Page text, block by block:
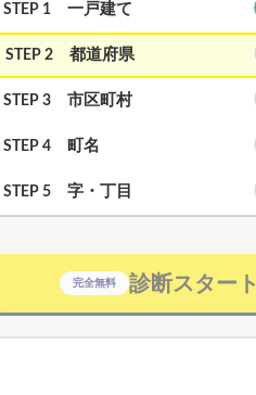
STEP 1 一戸建て
STEP 2 都道府県
STEP 3 市区町村
STEP 4 町名
STEP 5 字・丁目
完全無料 診断スタート